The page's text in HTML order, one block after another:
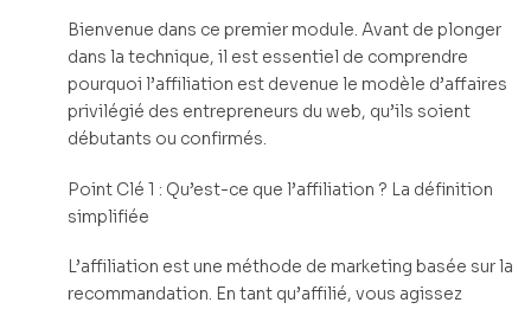
Bienvenue dans ce premier module. Avant de plonger
dans la technique, il est essentiel de comprendre
pourquoi l’affiliation est devenue le modèle d’affaires
privilégié des entrepreneurs du web, qu’ils soient
débutants ou confirmés.
Point Clé 1 : Qu’est-ce que l’affiliation ? La définition
simplifiée
L’affiliation est une méthode de marketing basée sur la
recommandation. En tant qu’affilié, vous agissez